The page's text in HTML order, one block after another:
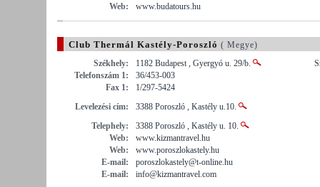
Web:
www.budatours.hu
Club Thermál Kastély-Poroszló ( Megye)
Székhely:
1182 Budapest , Gyergyó u. 29/b.
Telefonszám 1:
36/453-003
Fax 1:
1/297-5424
Levelezési cím:
3388 Poroszló , Kastély u.10.
Telephely:
3388 Poroszló , Kastély u. 10.
Web:
www.kizmantravel.hu
Web:
www.poroszlokastely.hu
E-mail:
poroszlokastely@t-online.hu
E-mail:
info@kizmantravel.com